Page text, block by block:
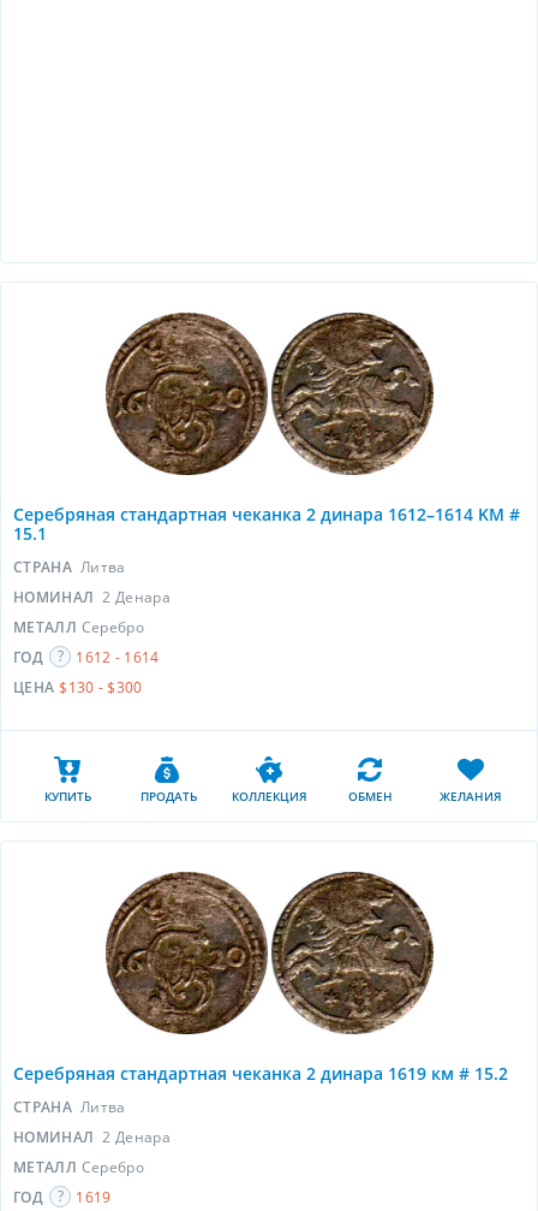
Серебряная стандартная чеканка 2 динара 1612–1614 KM #
15.1
СТРАНА Литва
НОМИНАЛ 2 Денара
МЕТАЛЛ Серебро
ГОД
1612 - 1614
ЦЕНА $130 - $300
КУПИТЬ ПРОДАТЬ КОЛЛЕКЦИЯ ОБМЕН ЖЕЛАНИЯ
Серебряная стандартная чеканка 2 динара 1619 км # 15.2
СТРАНА Литва
НОМИНАЛ 2 Денара
МЕТАЛЛ Серебро
ГОД
1619